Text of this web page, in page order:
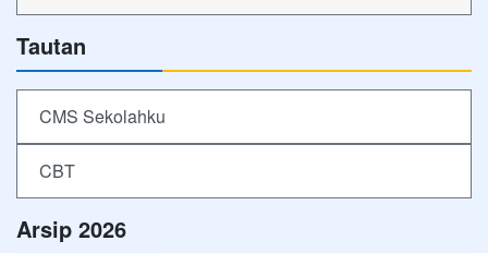
Tautan
CMS Sekolahku
CBT
Arsip 2026